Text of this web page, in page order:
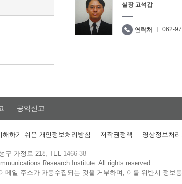
실장 고석갑
연락처 062-
공익신고
해하기 쉬운 개인정보처리방침 저작권정책 영상정보처
구 가정로 218, TEL 1466-38
Research Institute.All rights reserved.
메일 주소가 자동수집되는 것을 거부하며, 이를 위반시 정보